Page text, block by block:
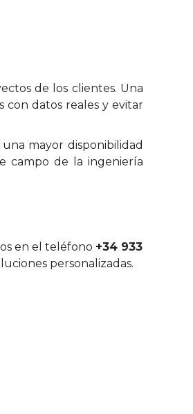
de los clientes. Una
con datos reales y evitar
mayor disponibilidad
campo de la ingeniería
en el teléfono +34 933
personalizadas.